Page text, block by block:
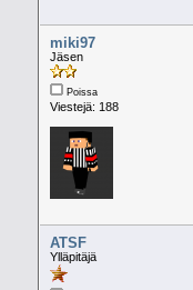
miki97
Jäsen
Poissa
Viestejä: 188
ATSF
Ylläpitäjä